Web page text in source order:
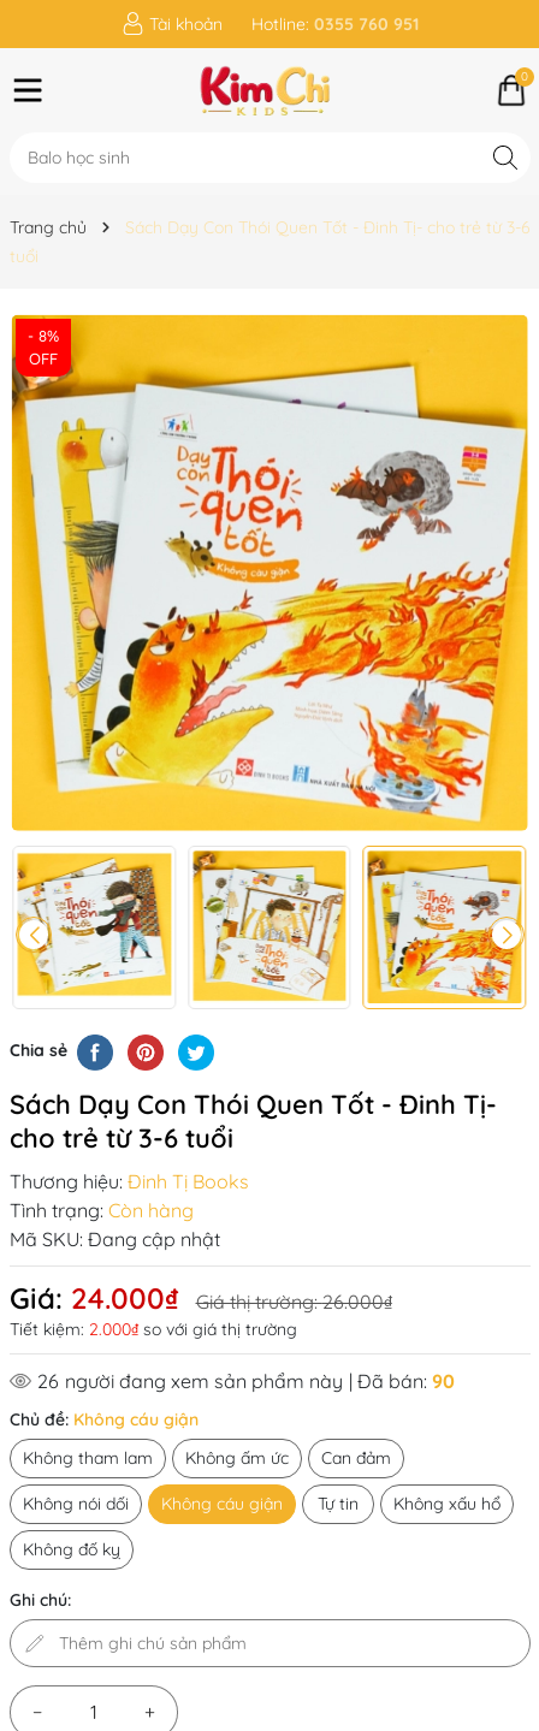
Tài khoản Hotline: 0355 760 951
0
Trang chủ
Sách Dạy Con Thói Quen Tốt - Đinh Tị- cho trẻ từ 3-6
tuổi
- 8%
OFF
Chia sẻ
Sách Dạy Con Thói Quen Tốt - Đinh Tị-
cho trẻ từ 3-6 tuổi
Thương hiệu: Đinh Tị Books
Tình trạng: Còn hàng
Mã SKU: Đang cập nhật
Giá: 24.000₫ Giá thị trường:26.000₫
Tiết kiệm: 2.000₫so với giá thị trường
26 người đang xem sản phẩm này | Đã bán: 90
Chủ đề: Không cáu giận
Không tham lam
Không ấm ức Can đảm
Không nói dối Không cáu giận Tự tin Không xấu hổ
Không đố kỵ
Ghi chú:
− +